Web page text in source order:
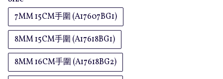
7MM 15CM手圍 (A17607BG1)
8MM 15CM手圍 (A17618BG1)
8MM 16CM手圍 (A17618BG2)